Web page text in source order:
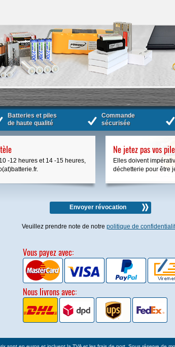
Batteries et piles
de haute qualité
Commande
sécurisée
-12 heures et 14 -15 heures,
Ne jetez pas vos
Elles doivent
déchetterie pour être
Envoyer révocation
Veuillez prendre note de notre politique de
Vous payez avec:
Nous livrons avec: